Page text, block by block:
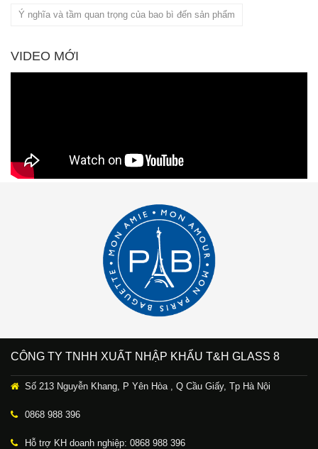
Ý nghĩa và tầm quan trọng của bao bì đến sản phẩm
VIDEO MỚI
CÔNG TY TNHH XUẤT NHẬP KHẨU T&H GLASS 8
Số 213 Nguyễn Khang, P Yên Hòa , Q Cầu Giấy, Tp Hà Nội
0868 988 396
Hỗ trợ KH doanh nghiệp: 0868 988 396